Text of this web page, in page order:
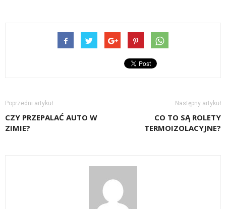
Poprzedni artykuł
CZY PRZEPALAĆ AUTO W
ZIMIE?
Następny artykuł
CO TO SĄ ROLETY
TERMOIZOLACYJNE?